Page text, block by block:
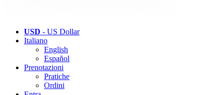
USD - US Dollar
Italiano
English
Español
Prenotazioni
Pratiche
Ordini